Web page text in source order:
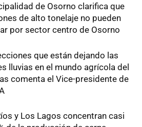
de Osorno clarifica que
de alto tonelaje no pueden
por sector centro de Osorno
que están dejando las
lluvias en el mundo agrícola del
comenta el Vice-presidente de
y Los Lagos concentran casi